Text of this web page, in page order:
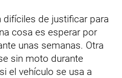
de justificar para
cosa es esperar por
unas semanas. Otra
sin moto durante
el vehículo se usa a